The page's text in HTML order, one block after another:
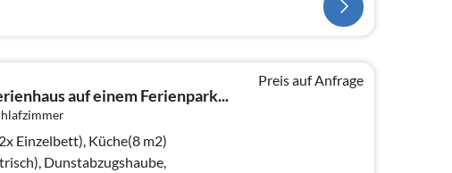
auf einem Ferienpark...
Einzelbett), Küche(8 m2)
Dunstabzugshaube,
Preis auf Anfrage